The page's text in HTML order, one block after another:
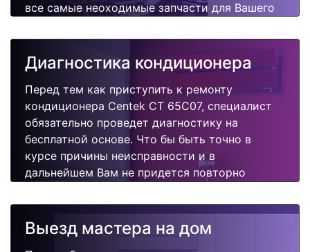
все самые неоходимые запчасти для Вашего
качественно и недорого.
Диагностика кондиционера
Перед тем как приступить к ремонту
кондиционера Centek CT 65C07, специалист
обязательно проведет диагностику на
бесплатной основе. Что бы быть точно в
курсе причины неисправности и в
дальнейшем Вам не придется повторно
поломок.
Выезд мастера на дом